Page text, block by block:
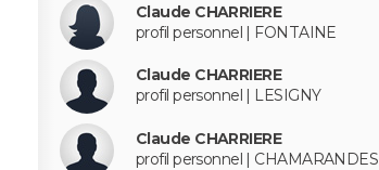
Claude CHARRIERE
profil personnel | FONTAINE
Claude CHARRIERE
profil personnel | LESIGNY
Claude CHARRIERE
profil personnel | CHAMARANDES